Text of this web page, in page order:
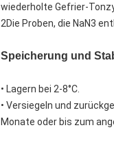
wiederholte Gefrier-
2Die Proben, die NaN3
Speicherung und
• Lagern bei 2-8°C.
• Versiegeln und
Monate oder bis zum